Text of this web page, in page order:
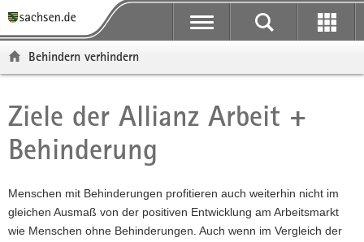
t
ü
b
e
g
r
e
t
n
a
v
g
a
t
p
n
h
a
t
t
-
B
e
e
i
c
Behindern verhindern
Hauptinhalt
Ziele der Allianz Arbeit +
Behinderung
Menschen mit Behinderungen profitieren auch weiterhin nicht im
gleichen Ausmaß von der positiven Entwicklung am Arbeitsmarkt
wie Menschen ohne Behinderungen. Auch wenn im Vergleich der